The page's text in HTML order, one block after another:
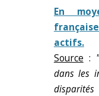
En
actifs.
Source :
dans les